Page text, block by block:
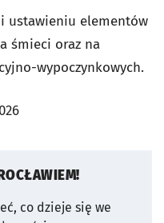
ustawieniu elementów
śmieci oraz na
wypoczynkowych.
co dzieje się we